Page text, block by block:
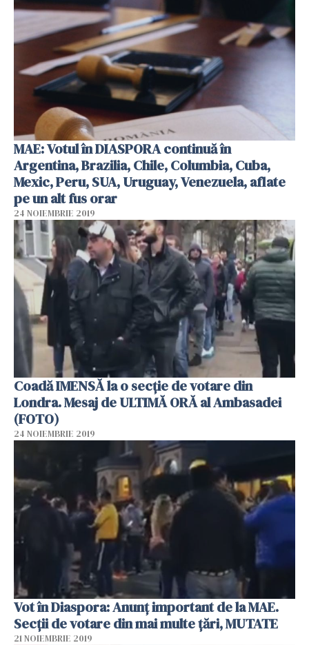
MAE: Votul în DIASPORA continuă în
Argentina, Brazilia, Chile, Columbia, Cuba,
Mexic, Peru, SUA, Uruguay, Venezuela, aflate
pe un alt fus orar
24 NOIEMBRIE 2019
Coadă IMENSĂ la o secție de votare din
Londra. Mesaj de ULTIMĂ ORĂ al Ambasadei
(FOTO)
24 NOIEMBRIE 2019
Vot în Diaspora: Anunț important de la MAE.
Secții de votare din mai multe țări, MUTATE
21 NOIEMBRIE 2019